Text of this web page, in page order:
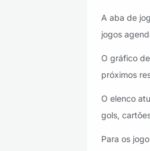
A aba de
jogos
O gráfico
próximos
O elenco
gols,
Para os